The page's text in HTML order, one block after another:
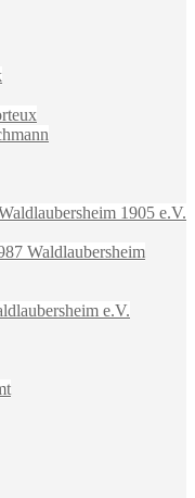
1905 e.V.
Waldlaubersheim
e.V.